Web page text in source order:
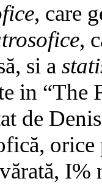
, care
,
si a
in “The
de Denis
I%